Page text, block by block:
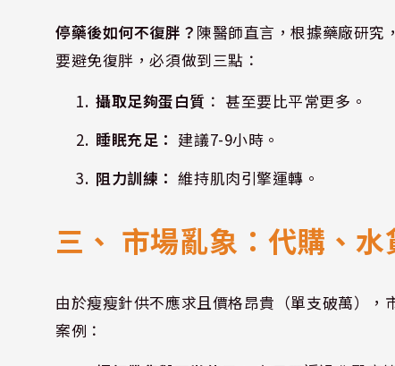
停藥後如何不復胖？ 陳醫師直言，根據藥廠研究
要避免復胖，必須做到三點：
攝取足夠蛋白質 ： 甚至要比平常更多。
睡眠充足： 建議7-9小時。
阻力訓練： 維持肌肉引擎運轉。
三、 市場亂象：代購、
由於瘦瘦針供不應求且價格昂貴（單支破萬）
案例：